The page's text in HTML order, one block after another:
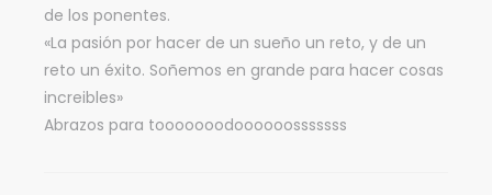
de los ponentes.
«La pasión por hacer de un sueño un reto, y de un
reto un éxito. Soñemos en grande para hacer cosas
increibles»
Abrazos para tooooooodoooooosssssss